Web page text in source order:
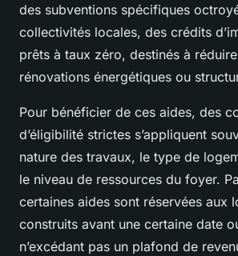
des subventions spécifiques
collectivités locales, des crédits
prêts à taux zéro, destinés à
rénovations énergétiques ou
Pour bénéficier de ces aides, des
d’éligibilité strictes s’appliquent
nature des travaux, le type de
le niveau de ressources du foyer.
certaines aides sont réservées aux
construits avant une certaine date
n’excédant pas un plafond de